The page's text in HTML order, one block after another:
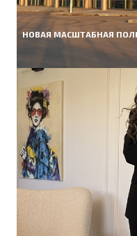
НОВАЯ МАСШТАБНАЯ